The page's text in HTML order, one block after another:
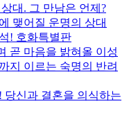
대. 그 만남은 언제?
맺어질 운명의 상대
! 호화특별판
곧 마음을 밝혀올 이성
지 이르는 숙명의 반려
당신과 결혼을 의식하는